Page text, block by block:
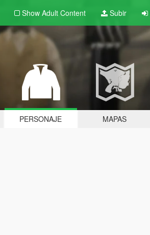
Show Adult Content Subir
PERSONAJE MAPAS